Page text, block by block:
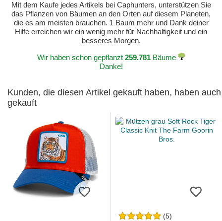
Mit dem Kaufe jedes Artikels bei Caphunters, unterstützen Sie
das Pflanzen von Bäumen an den Orten auf diesem Planeten,
die es am meisten brauchen. 1 Baum mehr und Dank deiner
Hilfe erreichen wir ein wenig mehr für Nachhaltigkeit und ein
besseres Morgen.
Wir haben schon gepflanzt 259.781Bäume
Danke!
Kunden, die diesen Artikel gekauft haben, haben auch
gekauft
(5)